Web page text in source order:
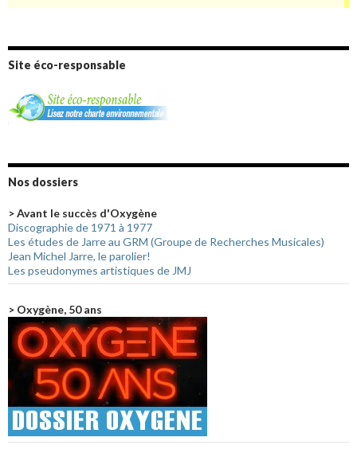
Site éco-responsable
Nos dossiers
> Avant le succès d'Oxygène
Discographie de 1971 à 1977
Les études de Jarre au GRM (Groupe de Recherches Musicales)
Jean Michel Jarre, le parolier!
Les pseudonymes artistiques de JMJ
> Oxygène, 50 ans